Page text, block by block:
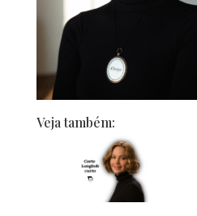
Veja também: